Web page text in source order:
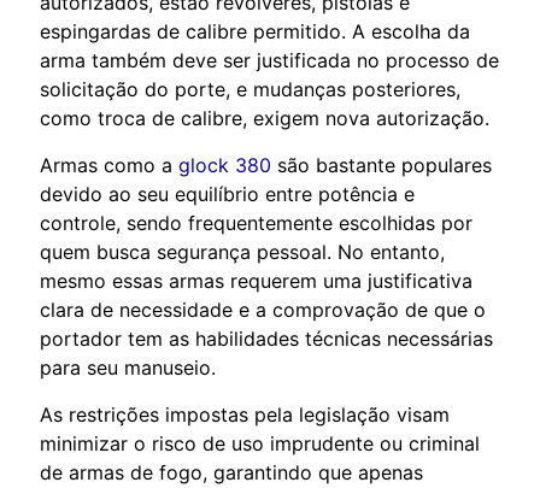
espingardas de calibre permitido. A escolha da
arma também deve ser justificada no processo de
solicitação do porte, e mudanças posteriores,
como troca de calibre, exigem nova autorização.
Armas como a glock 380 são bastante populares
devido ao seu equilíbrio entre potência e
controle, sendo frequentemente escolhidas por
quem busca segurança pessoal. No entanto,
mesmo essas armas requerem uma justificativa
clara de necessidade e a comprovação de que o
portador tem as habilidades técnicas necessárias
para seu manuseio.
As restrições impostas pela legislação visam
minimizar o risco de uso imprudente ou criminal
de armas de fogo, garantindo que apenas